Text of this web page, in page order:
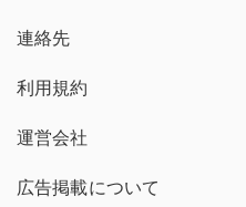
連絡先
利用規約
運営会社
広告掲載について